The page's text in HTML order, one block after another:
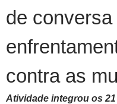
de
contra as
Atividade integrou os